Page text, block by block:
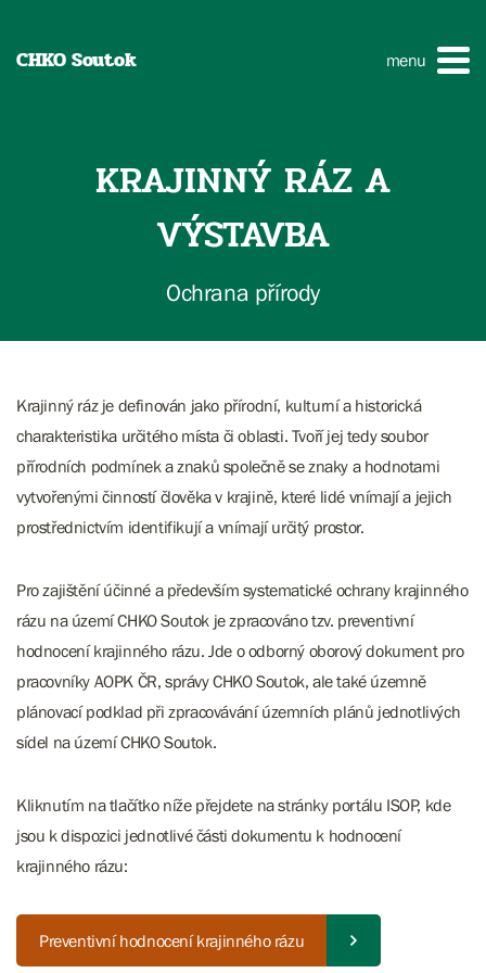
CHKO Soutok menu
KRAJINNÝ RÁZ A
VÝSTAVBA
Ochrana přírody
Krajinný ráz je definován jako přírodní, kulturní a historická
charakteristika určitého místa či oblasti. Tvoří jej tedy soubor
přírodních podmínek a znaků společně se znaky a hodnotami
vytvořenými činností člověka v krajině, které lidé vnímají a jejich
prostřednictvím identifikují a vnímají určitý prostor.
Pro zajištění účinné a především systematické ochrany krajinného
rázu na území CHKO Soutok je zpracováno tzv. preventivní
hodnocení krajinného rázu. Jde o odborný oborový dokument pro
pracovníky AOPK ČR, správy CHKO Soutok, ale také územně
plánovací podklad při zpracovávání územních plánů jednotlivých
sídel na území CHKO Soutok.
Kliknutím na tlačítko níže přejdete na stránky portálu ISOP, kde
jsou k dispozici jednotlivé části dokumentu k hodnocení
krajinného rázu:
Preventivní hodnocení krajinného rázu